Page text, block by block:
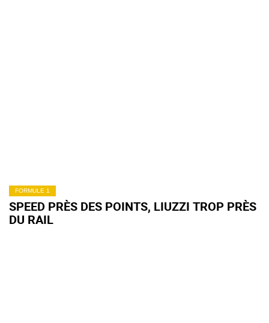
FORMULE 1
SPEED PRÈS DES POINTS, LIUZZI TROP PRÈS
DU RAIL